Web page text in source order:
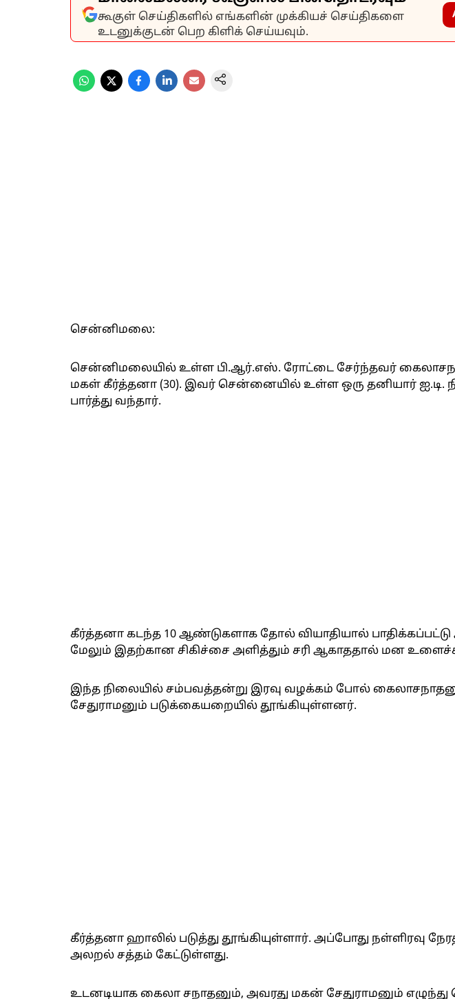
கூகுள் செய்திகளில் எங்களின் முக்கியச் செய்திகளை
உடனுக்குடன் பெற கிளிக் செய்யவும்.
சென்னிமலை:
சென்னிமலையில் உள்ள பி.ஆர்.எஸ். ரோட்டை சேர்ந்தவர்
மகள் கீர்த்தனா (30). இவர் சென்னையில் உள்ள ஒரு தனியார் ஐ.டி.
பார்த்து வந்தார்.
கீர்த்தனா கடந்த 10 ஆண்டுகளாக தோல் வியாதியால் பாதிக்கப்பட்டு
மேலும் இதற்கான சிகிச்சை அளித்தும் சரி ஆகாததால் மன
இந்த நிலையில் சம்பவத்தன்று இரவு வழக்கம் போல்
சேதுராமனும் படுக்கையறையில் தூங்கியுள்ளனர்.
கீர்த்தனா ஹாலில் படுத்து தூங்கியுள்ளார். அப்போது நள்ளிரவு
அலறல் சத்தம் கேட்டுள்ளது.
உடனடியாக கைலா சநாதனும், அவரது மகன் சேதுராமனும் எழுந்து